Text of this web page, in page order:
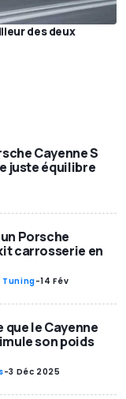
des deux
Cayenne S
juste équilibre
Porsche
carrosserie en
Tuning-14 Fév
le Cayenne
son poids
-3 Déc 2025